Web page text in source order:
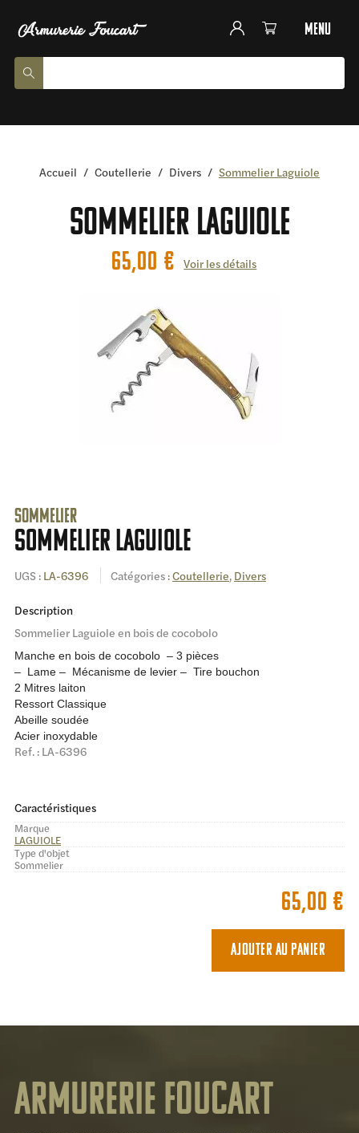
menu
Accueil / Coutellerie / Divers / Sommelier Laguiole
Sommelier Laguiole
65,00 € Voir les détails
Sommelier
Sommelier Laguiole
UGS : LA-6396 Catégories :Coutellerie, Divers
Description
Sommelier Laguiole en bois de cocobolo
Manche en bois de cocobolo – 3 pièces
– Lame – Mécanisme de levier – Tire bouchon
2 Mitres laiton
Ressort Classique
Abeille soudée
Acier inoxydable
Ref. : LA-6396
Caractéristiques
Marque
LAGUIOLE
Type d'objet
Sommelier
65,00€
Ajouter au panier
Armurerie Foucart